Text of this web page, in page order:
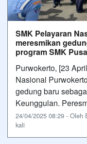
SMK Pelayaran
meresmikan
program SMK
Purwokerto, [23
Nasional
gedung baru
Keunggulan.
24/04/2025 08:29 - Oleh
kali